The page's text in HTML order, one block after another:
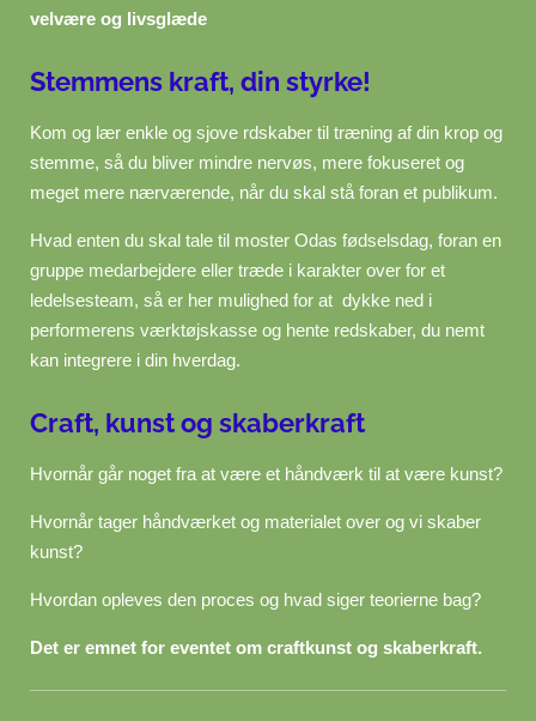
velvære og livsglæde
Stemmens kraft, din styrke!
Kom og lær enkle og sjove rdskaber til træning af din krop og
stemme, så du bliver mindre nervøs, mere fokuseret og
meget mere nærværende, når du skal stå foran et publikum.
Hvad enten du skal tale til moster Odas fødselsdag, foran en
gruppe medarbejdere eller træde i karakter over for et
ledelsesteam, så er her mulighed for at dykke ned i
performerens værktøjskasse og hente redskaber, du nemt
kan integrere i din hverdag.
Craft, kunst og skaberkraft
Hvornår går noget fra at være et håndværk til at være kunst?
Hvornår tager håndværket og materialet over og vi skaber
kunst?
Hvordan opleves den proces og hvad siger teorierne bag?
Det er emnet for eventet om craftkunst og skaberkraft.